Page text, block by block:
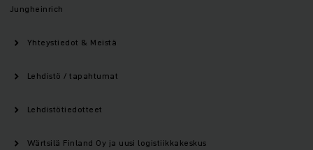
Jungheinrich
Yhteystiedot & Meistä
Lehdistö / tapahtumat
Lehdistötiedotteet
Wärtsilä Finland Oy ja uusi logistiikkakeskus